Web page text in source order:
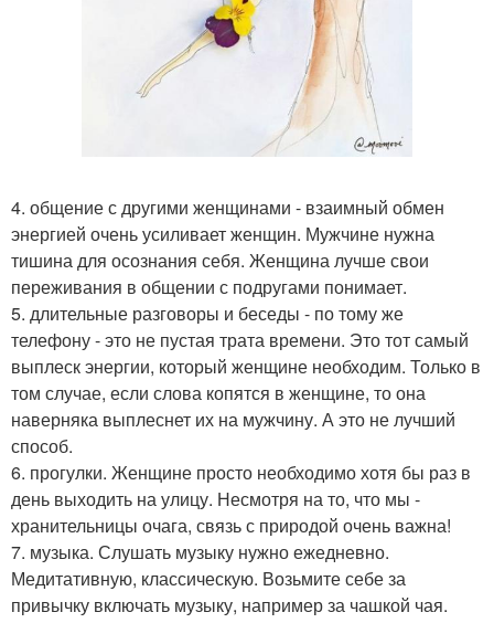
4. общение с другими женщинами - взаимный обмен
энергией очень усиливает женщин. Мужчине нужна
тишина для осознания себя. Женщина лучше свои
переживания в общении с подругами понимает.
5. длительные разговоры и беседы - по тому же
телефону - это не пустая трата времени. Это тот самый
выплеск энергии, который женщине необходим. Только в
том случае, если слова копятся в женщине, то она
наверняка выплеснет их на мужчину. А это не лучший
способ.
6. прогулки. Женщине просто необходимо хотя бы раз в
день выходить на улицу. Несмотря на то, что мы -
хранительницы очага, связь с природой очень важна!
7. музыка. Слушать музыку нужно ежедневно.
Медитативную, классическую. Возьмите себе за
привычку включать музыку, например за чашкой чая.